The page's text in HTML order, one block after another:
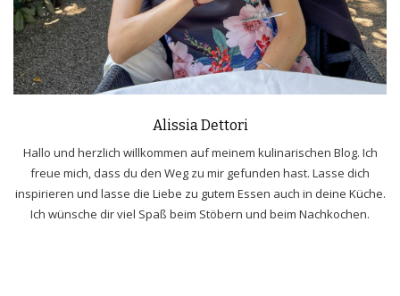
Alissia Dettori
Hallo und herzlich willkommen auf meinem kulinarischen Blog. Ich
freue mich, dass du den Weg zu mir gefunden hast. Lasse dich
inspirieren und lasse die Liebe zu gutem Essen auch in deine Küche.
Ich wünsche dir viel Spaß beim Stöbern und beim Nachkochen.